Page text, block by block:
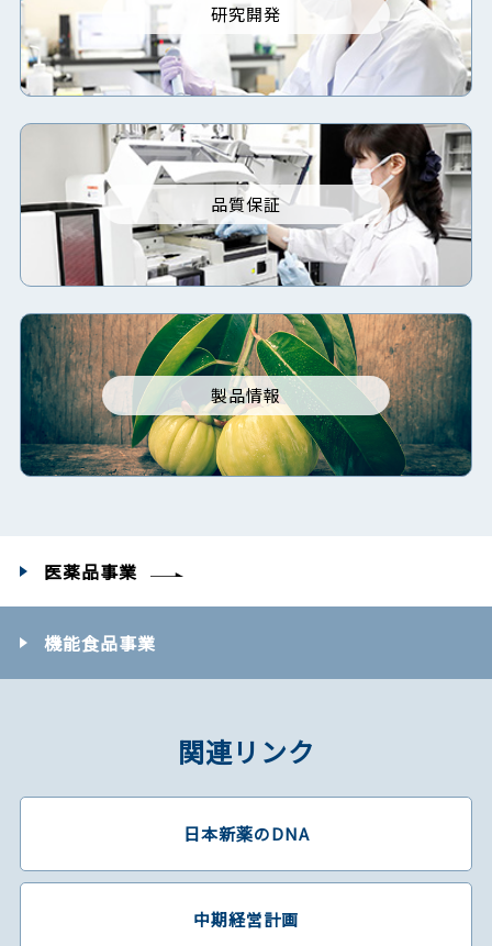
研究開発
品質保証
製品情報
医薬品事業
機能食品事業
関連リンク
日本新薬のDNA
中期経営計画